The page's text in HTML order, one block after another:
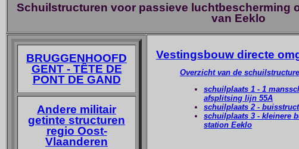
Schuilstructuren voor passieve luchtbescherming
van Eeklo
BRUGGENHOOFD
GENT - TÊTE DE
PONT DE GAND
Andere militair
getinte structuren
regio Oost-
Vlaanderen
Vestingsbouw directe
Overzicht van de
schuilplaats 1 - 1
afsplitsing lijn 55A
schuilplaats 2 -
schuilplaats 3 - kleinere
station Eeklo